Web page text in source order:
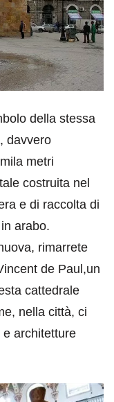
della stessa
, davvero
metri
costruita nel
e di raccolta di
arabo.
rimarrete
de Paul,un
cattedrale
nella città, ci
architetture